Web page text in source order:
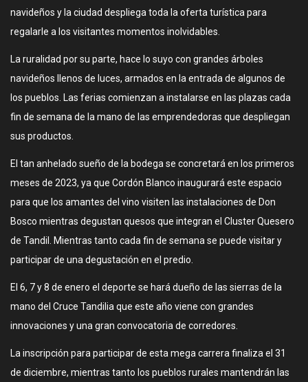
navideños y la ciudad despliega toda la oferta turística para
regalarle a los visitantes momentos inolvidables.
La ruralidad por su parte, hace lo suyo con grandes árboles
navideños llenos de luces, armados en la entrada de algunos de
los pueblos. Las ferias comienzan a instalarse en las plazas cada
fin de semana de la mano de las emprendedoras que despliegan
sus productos.
El tan anhelado sueño de la bodega se concretará en los primeros
meses de 2023, ya que Cordón Blanco inaugurará este espacio
para que los amantes del vino visiten las instalaciones de Don
Bosco mientras degustan quesos que integran el Cluster Quesero
de Tandil. Mientras tanto cada fin de semana se puede visitar y
participar de una degustación en el predio.
El 6, 7 y 8 de enero el deporte se hará dueño de las sierras de la
mano del Cruce Tandilia que este año viene con grandes
innovaciones y una gran convocatoria de corredores.
La inscripción para participar de esta mega carrera finaliza el 31
de diciembre, mientras tanto los pueblos rurales mantendrán las